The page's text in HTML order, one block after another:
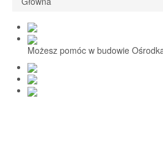
1,5% i darowizny
Nasi Beneficjenci
Ośrodek Reh-Szkol
Sprawozdania
Możesz pomóc w budowie